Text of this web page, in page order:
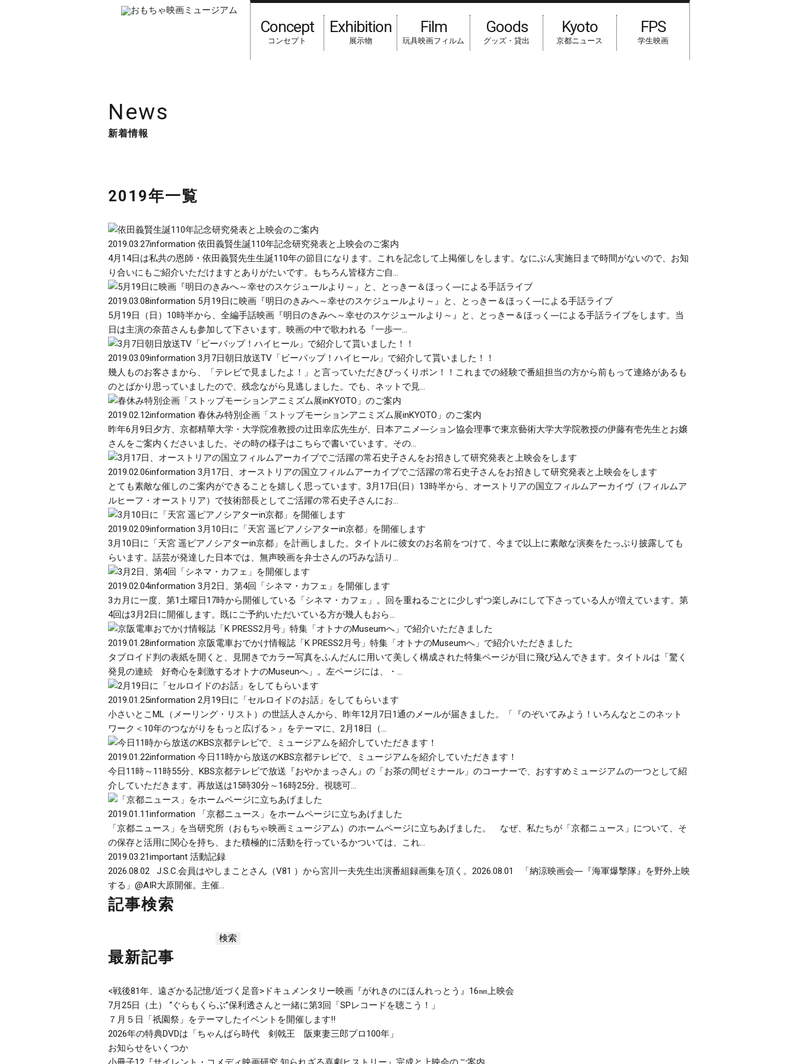
Concept
コンセプト
Exhibition
展示物
Film
玩具映画フィルム
Goods
グッズ・貸出
Kyoto
京都ニュース
FPS
学生映画
News
新着情報
2019年一覧
2019.03.27information 依田義賢生誕110年記念研究発表と上映会のご案内
4月14日は私共の恩師・依田義賢先生生誕110年の節目になります。これを記念して上掲催しをします。なにぶん実施日まで時間がないので、お知
り合いにもご紹介いただけますとありがたいです。もちろん皆様方ご自...
2019.03.08information 5月19日に映画『明日のきみへ～幸せのスケジュールより～』と、とっきー＆ほっく―による手話ライブ
5月19日（日）10時半から、全編手話映画『明日のきみへ～幸せのスケジュールより～』と、とっきー＆ほっく―による手話ライブをします。当
日は主演の奈苗さんも参加して下さいます。映画の中で歌われる『一歩一...
2019.03.09information 3月7日朝日放送TV「ビーバップ！ハイヒール」で紹介して貰いました！！
幾人ものお客さまから、「テレビで見ましたよ！」と言っていただきびっくりポン！！これまでの経験で番組担当の方から前もって連絡があるも
のとばかり思っていましたので、残念ながら見逃しました。でも、ネットで見...
2019.02.12information 春休み特別企画「ストップモーションアニミズム展inKYOTO」のご案内
昨年6月9日夕方、京都精華大学・大学院准教授の辻田幸広先生が、日本アニメ―ション協会理事で東京藝術大学大学院教授の伊藤有壱先生とお嬢
さんをご案内くださいました。その時の様子はこちらで書いています。その...
2019.02.06information 3月17日、オーストリアの国立フィルムアーカイブでご活躍の常石史子さんをお招きして研究発表と上映会をします
とても素敵な催しのご案内ができることを嬉しく思っています。3月17日(日）13時半から、オーストリアの国立フィルムアーカイヴ（フィルムア
ルヒーフ・オーストリア）で技術部長としてご活躍の常石史子さんにお...
2019.02.09information 3月10日に「天宮 遥ピアノシアターin京都」を開催します
3月10日に「天宮 遥ピアノシアターin京都」を計画しました。タイトルに彼女のお名前をつけて、今まで以上に素敵な演奏をたっぷり披露しても
らいます。話芸が発達した日本では、無声映画を弁士さんの巧みな語り...
2019.02.04information 3月2日、第4回「シネマ・カフェ」を開催します
3カ月に一度、第1土曜日17時から開催している「シネマ・カフェ」。回を重ねるごとに少しずつ楽しみにして下さっている人が増えています。第
4回は3月2日に開催します。既にご予約いただいている方が幾人もおら...
2019.01.28information 京阪電車おでかけ情報誌「K PRESS2月号」特集「オトナのMuseumへ」で紹介いただきました
タブロイド判の表紙を開くと、見開きでカラー写真をふんだんに用いて美しく構成された特集ページが目に飛び込んできます。タイトルは「驚く
発見の連続 好奇心を刺激するオトナのMuseunへ」。左ページには、・...
2019.01.25information 2月19日に「セルロイドのお話」をしてもらいます
小さいとこML（メーリング・リスト）の世話人さんから、昨年12月7日1通のメールが届きました。「『のぞいてみよう！いろんなとこのネット
ワーク＜10年のつながりをもっと広げる＞』をテーマに、2月18日（...
2019.01.22information 今日11時から放送のKBS京都テレビで、ミュージアムを紹介していただきます！
今日11時～11時55分、KBS京都テレビで放送『おやかまっさん』の「お茶の間ゼミナール」のコーナーで、おすすめミュージアムの一つとして紹
介していただきます。再放送は15時30分～16時25分。視聴可...
2019.01.11information
「京都ニュース」をホームページに立ちあげました
「京都ニュース」を当研究所（おもちゃ映画ミュージアム）のホームページに立ちあげました。 なぜ、私たちが「京都ニュース」について、そ
の保存と活用に関心を持ち、また積極的に活動を行っているかついては、これ...
2019.03.21important 活動記録
2026.08.02 J.S.C.会員はやしまことさん（V81 ）から宮川一夫先生出演番組録画集を頂く。2026.08.01 「納涼映画会―『海軍爆撃隊』を野外上映
する」@AIR大原開催。主催...
記事検索
最新記事
<戦後81年、遠ざかる記憶/近づく足音>ドキュメンタリー映画『がれきのにほんれっとう』16㎜上映会
7月25日（土） “ぐらもくらぶ”保利透さんと一緒に第3回「SPレコードを聴こう！」
７月５日「祇園祭」をテーマしたイベントを開催します‼
2026年の特典DVDは「ちゃんばら時代 剣戟王 阪東妻三郎プロ100年」
お知らせをいくつか